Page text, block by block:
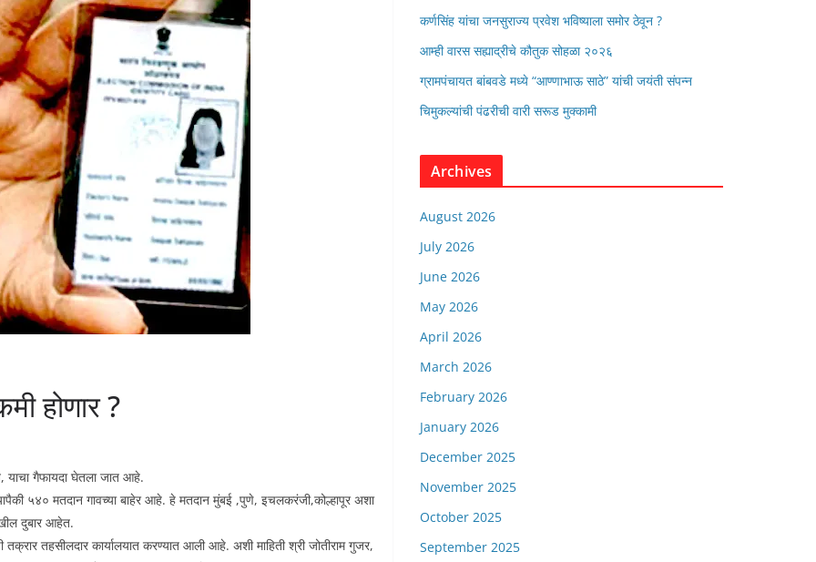
होणार ?
याचा गैफायदा घेतला जात आहे.
५४० मतदान गावच्या बाहेर आहे. हे मतदान मुंबई ,पुणे, इचलकरंजी,कोल्हापूर अशा
दुबार आहेत.
तक्रार तहसीलदार कार्यालयात करण्यात आली आहे. अशी माहिती श्री जोतीराम गुजर,
कर्णसिंह यांचा जनसुराज्य प्रवेश भविष्याला समोर ठेवून ?
आम्ही वारस सह्याद्रीचे कौतुक सोहळा २०२६
ग्रामपंचायत बांबवडे मध्ये “आण्णाभाऊ साठे” यांची जयंती संपन्न
चिमुकल्यांची पंढरीची वारी सरूड मुक्कामी
Archives
August 2026
July 2026
June 2026
May 2026
April 2026
March 2026
February 2026
January 2026
December 2025
November 2025
October 2025
September 2025